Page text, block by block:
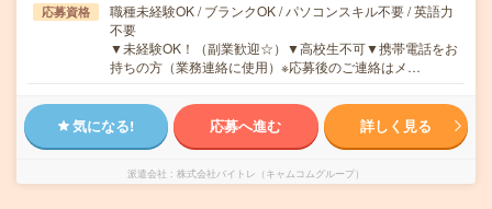
応募資格
職種未経験OK / ブランクOK / パソコンスキル不要 / 英語力
不要
▼未経験OK！（副業歓迎☆）▼高校生不可▼携帯電話をお
持ちの方（業務連絡に使用）※応募後のご連絡はメ…
気になる! 応募へ進む 詳しく見る
派遣会社 株式会社バイトレ（キャムコムグループ）